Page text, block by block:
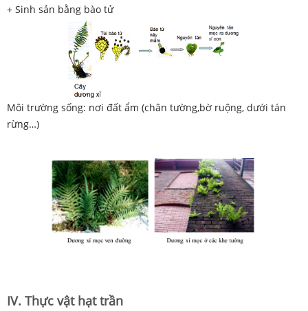
+ Sinh sản bằng bào tử
Môi trường sống: nơi đất ẩm (chân tường,bờ ruộng, dưới tán
rừng…)
IV. Thực vật hạt trần